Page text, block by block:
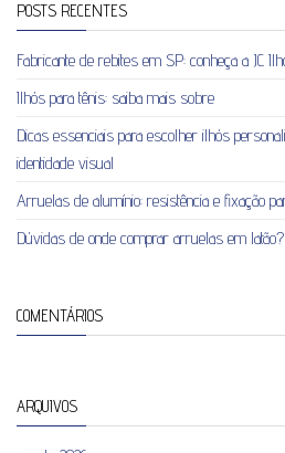
POSTS RECENTES
Fabricante de rebites em SP: conheça a JC
Ilhós para tênis: saiba mais sobre
Dicas essenciais para escolher ilhós
identidade visual
Arruelas de alumínio: resistência e fixação
Dúvidas de onde comprar arruelas em latão?
COMENTÁRIOS
ARQUIVOS